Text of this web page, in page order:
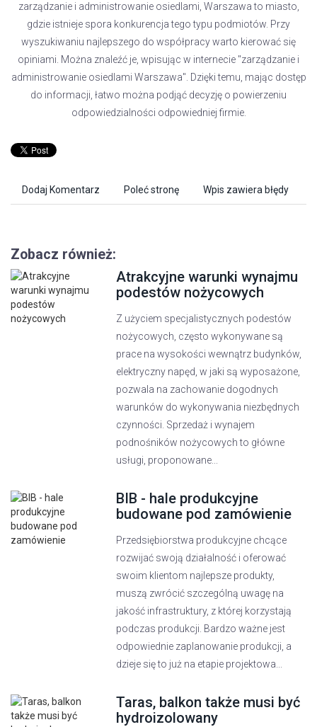
zarządzanie i administrowanie osiedlami, Warszawa to miasto,
gdzie istnieje spora konkurencja tego typu podmiotów. Przy
wyszukiwaniu najlepszego do współpracy warto kierować się
opiniami. Można znaleźć je, wpisując w internecie "zarządzanie i
administrowanie osiedlami Warszawa". Dzięki temu, mając dostęp
do informacji, łatwo można podjąć decyzję o powierzeniu
odpowiedzialności odpowiedniej firmie.
Dodaj Komentarz Poleć stronę Wpis zawiera błędy
Zobacz również:
Atrakcyjne warunki wynajmu
podestów nożycowych
Z użyciem specjalistycznych podestów
nożycowych, często wykonywane są
prace na wysokości wewnątrz budynków,
elektryczny napęd, w jaki są wyposażone,
pozwala na zachowanie dogodnych
warunków do wykonywania niezbędnych
czynności. Sprzedaż i wynajem
podnośników nożycowych to główne
usługi, proponowane...
BIB - hale produkcyjne
budowane pod zamówienie
Przedsiębiorstwa produkcyjne chcące
rozwijać swoją działalność i oferować
swoim klientom najlepsze produkty,
muszą zwrócić szczególną uwagę na
jakość infrastruktury, z której korzystają
podczas produkcji. Bardzo ważne jest
odpowiednie zaplanowanie produkcji, a
dzieje się to już na etapie projektowa...
Taras, balkon także musi być
hydroizolowany